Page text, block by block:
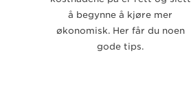
å begynne å kjøre mer
økonomisk. Her får du noen
gode tips.